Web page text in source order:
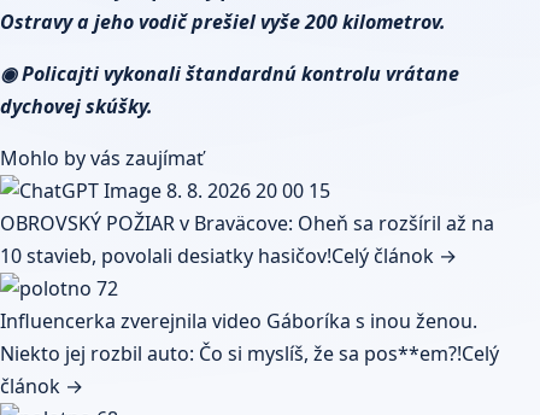
Ostravy a jeho vodič prešiel vyše 200 kilometrov.
◉ Policajti vykonali štandardnú kontrolu vrátane
dychovej skúšky.
Mohlo by vás zaujímať
OBROVSKÝ POŽIAR v Braväcove: Oheň sa rozšíril až na
10 stavieb, povolali desiatky hasičov!Celý článok →
Influencerka zverejnila video Gáboríka s inou ženou.
Niekto jej rozbil auto: Čo si myslíš, že sa pos**em?!Celý
článok →